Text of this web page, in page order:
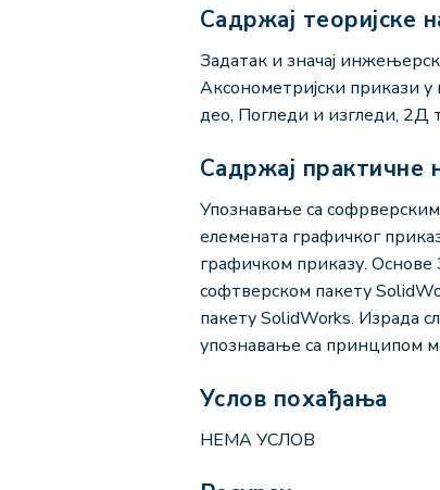
Садржај теоријске
Задатак и значај
Аксонометријски прикази
део, Погледи и изгледи,
Садржај практичне
Упознавање са
елемената графичког
графичком приказу.
софтверском пакету
пакету SolidWorks. Израда
упознавање са принципом
Услов похађања
НЕМА УСЛОВ